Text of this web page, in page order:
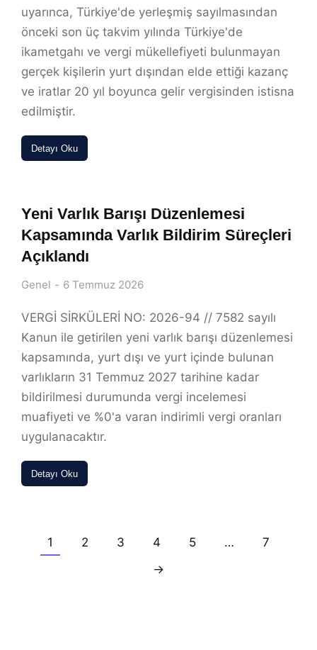
uyarınca, Türkiye'de yerleşmiş sayılmasından
önceki son üç takvim yılında Türkiye'de
ikametgahı ve vergi mükellefiyeti bulunmayan
gerçek kişilerin yurt dışından elde ettiği kazanç
ve iratlar 20 yıl boyunca gelir vergisinden istisna
edilmiştir.
Detayı Oku
Yeni Varlık Barışı Düzenlemesi
Kapsamında Varlık Bildirim Süreçleri
Açıklandı
Genel 6 Temmuz 2026
VERGİ SİRKÜLERİ NO: 2026-94 // 7582 sayılı
Kanun ile getirilen yeni varlık barışı düzenlemesi
kapsamında, yurt dışı ve yurt içinde bulunan
varlıkların 31 Temmuz 2027 tarihine kadar
bildirilmesi durumunda vergi incelemesi
muafiyeti ve %0'a varan indirimli vergi oranları
uygulanacaktır.
Detayı Oku
1 2 3 4 5 …
7
→